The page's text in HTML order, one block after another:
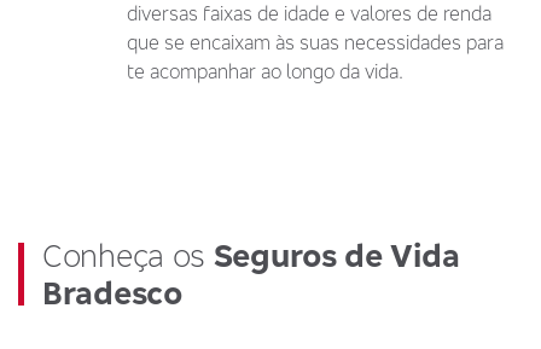
diversas faixas de idade e valores de renda
que se encaixam às suas necessidades para
te acompanhar ao longo da vida.
Conheça os Seguros de Vida
Bradesco